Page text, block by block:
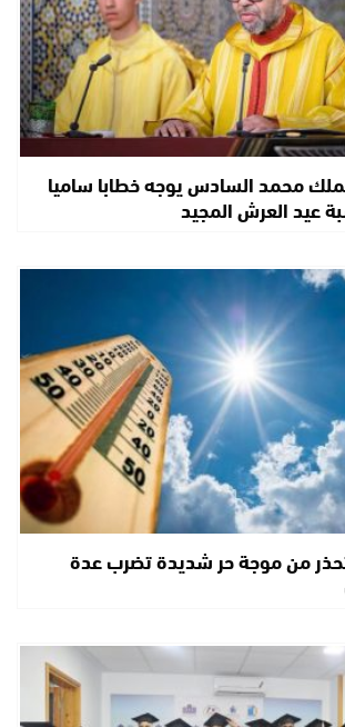
محمد السادس يوجه خطابا ساميا
عيد العرش المجيد
تحذر من موجة حر شديدة تضرب عدة